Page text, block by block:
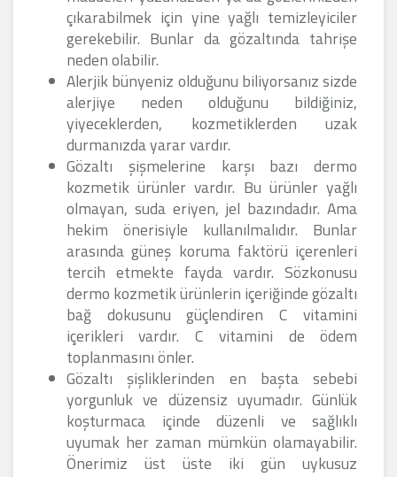
çıkarabilmek için yine yağlı temizleyiciler
gerekebilir. Bunlar da gözaltında tahrişe
neden olabilir.
Alerjik bünyeniz olduğunu biliyorsanız sizde
alerjiye neden olduğunu bildiğiniz,
yiyeceklerden, kozmetiklerden uzak
durmanızda yarar vardır.
Gözaltı şişmelerine karşı bazı dermo
kozmetik ürünler vardır. Bu ürünler yağlı
olmayan, suda eriyen, jel bazındadır. Ama
hekim önerisiyle kullanılmalıdır. Bunlar
arasında güneş koruma faktörü içerenleri
tercih etmekte fayda vardır. Sözkonusu
dermo kozmetik ürünlerin içeriğinde gözaltı
bağ dokusunu güçlendiren C vitamini
içerikleri vardır. C vitamini de ödem
toplanmasını önler.
Gözaltı şişliklerinden en başta sebebi
yorgunluk ve düzensiz uyumadır. Günlük
koşturmaca içinde düzenli ve sağlıklı
uyumak her zaman mümkün olamayabilir.
Önerimiz üst üste iki gün uykusuz